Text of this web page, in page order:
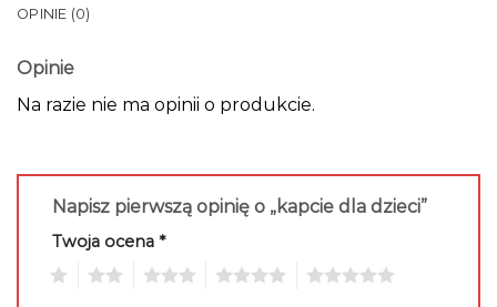
OPINIE (0)
Opinie
Na razie nie ma opinii o produkcie.
Napisz pierwszą opinię o „kapcie dla dzieci”
Twoja ocena *